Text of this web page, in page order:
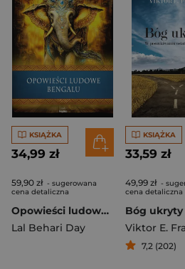
KSIĄŻKA
34,99 zł
59,90 zł - sugerowana
cena detaliczna
Opowieści ludowe Bengalu. Wierzenia i zwyczaje
Lal Behari Day
KSIĄŻKA
33,59 zł
49,99 zł -
cena detaliczna
Viktor E.
7,2 (202)